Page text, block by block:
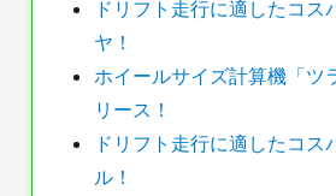
＆
車
難
対
ドリフト走行に適したコス
ヤ！
ホイールサイズ計算機「ツ
リース！
ドリフト走行に適したコス
ル！